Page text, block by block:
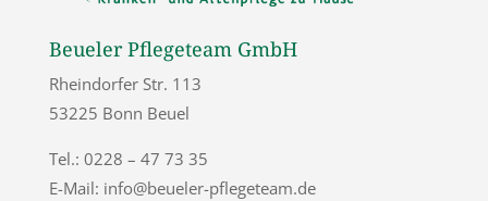
Beueler Pflegeteam GmbH
Rheindorfer Str. 113
53225 Bonn Beuel
Tel.: 0228 – 47 73 35
E-Mail: info@beueler-pflegeteam.de